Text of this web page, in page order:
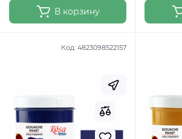
В корзину
Код: 4823098522157